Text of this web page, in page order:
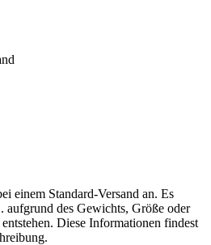
einem Standard-Versand an. Es
aufgrund des Gewichts, Größe oder
Diese Informationen findest